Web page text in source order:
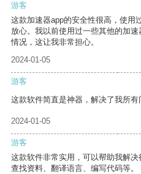
游客
这款加速器app的安全性很高，使用
放心。我以前使用过一些其他的加
情况，这让我非常担心。
2024-01-05
游客
这款软件简直是神器，解决了我所有
2024-01-05
游客
这款软件非常实用，可以帮助我解
查找资料、翻译语言、编写代码等。